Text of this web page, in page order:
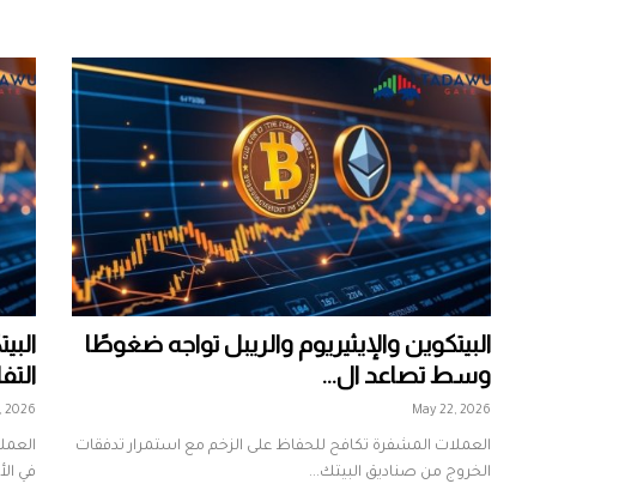
البيتكوين والإيثيريوم والريبل تواجه ضغوطًا
وسط تصاعد ال...
May 22, 2026
العملات المشفرة تكافح للحفاظ على الزخم مع استمرار تدفقات
الخروج من صناديق البيتك...
2026
في